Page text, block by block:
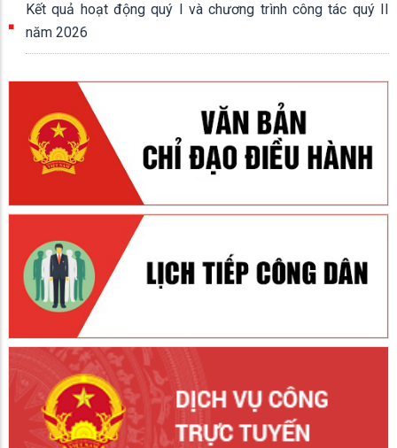
Kết quả hoạt động quý I và chương trình công tác quý II
năm 2026